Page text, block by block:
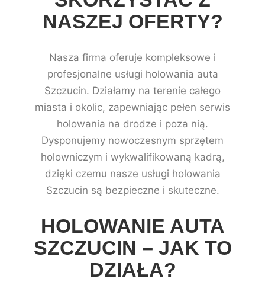
NASZEJ OFERTY?
Nasza firma oferuje kompleksowe i
profesjonalne usługi holowania auta
Szczucin. Działamy na terenie całego
miasta i okolic, zapewniając pełen serwis
holowania na drodze i poza nią.
Dysponujemy nowoczesnym sprzętem
holowniczym i wykwalifikowaną kadrą,
dzięki czemu nasze usługi holowania
Szczucin są bezpieczne i skuteczne.
HOLOWANIE AUTA
SZCZUCIN – JAK TO
DZIAŁA?